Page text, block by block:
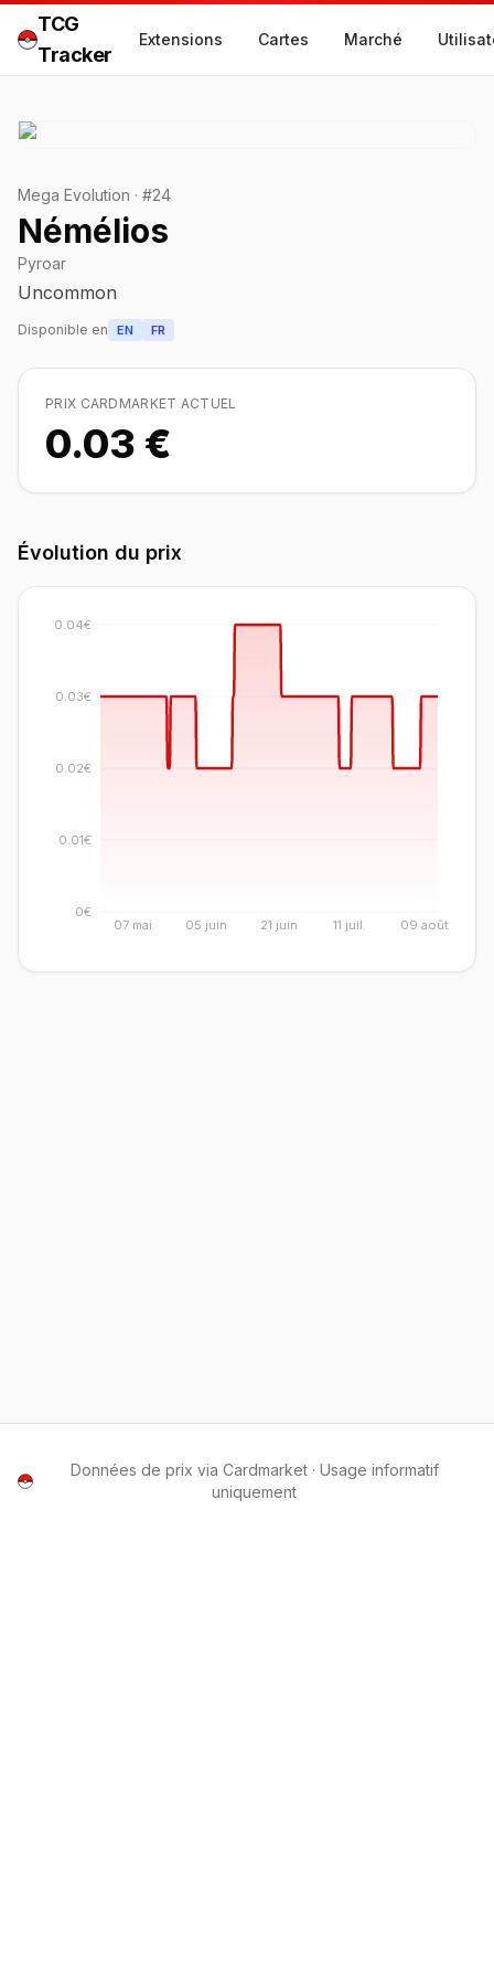
TCG
Tracker
Extensions Cartes Marché
Mega Evolution · #24
Némélios
Pyroar
Uncommon
Disponible en EN FR
PRIX CARDMARKET ACTUEL
0.03 €
Évolution du prix
07 mai 05 juin 21 juin 11 juil. 09 août
0€
0.01€
0.02€
0.03€
0.04€
Données de prix via Cardmarket · Usage informatif
uniquement